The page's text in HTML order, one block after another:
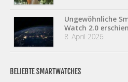
Ungewöhnliche
Watch 2.0
8. April 2026
BELIEBTE SMARTWATCHES